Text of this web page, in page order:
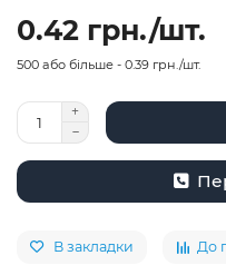
0.42 грн./шт.
500 або більше - 0.39 грн./шт.
В закладки До